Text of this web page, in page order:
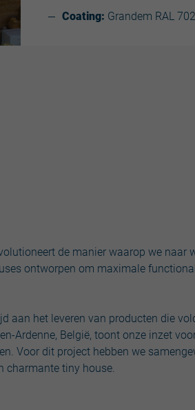
Coating: Grandem RAL
de manier waarop we naar
ontworpen om maximale
aan het leveren van producten die
Ardenne, België, toont onze inzet
Voor dit project hebben we
charmante tiny house.